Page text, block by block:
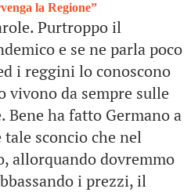
la Regione”
Purtroppo il
e se ne parla poco
i reggini lo conoscono
vivono da sempre sulle
Bene ha fatto Germano a
sconcio che nel
allorquando dovremmo
i prezzi, il